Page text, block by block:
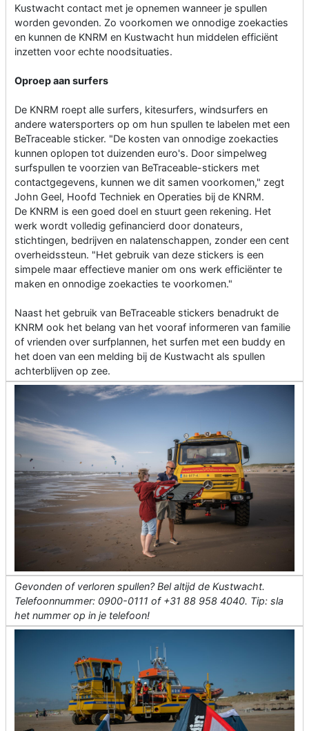
Kustwacht contact met je opnemen wanneer je spullen
worden gevonden. Zo voorkomen we onnodige zoekacties
en kunnen de KNRM en Kustwacht hun middelen efficiënt
inzetten voor echte noodsituaties.
Oproep aan surfers
De KNRM roept alle surfers, kitesurfers, windsurfers en
andere watersporters op om hun spullen te labelen met een
BeTraceable sticker. "De kosten van onnodige zoekacties
kunnen oplopen tot duizenden euro's. Door simpelweg
surfspullen te voorzien van BeTraceable-stickers met
contactgegevens, kunnen we dit samen voorkomen," zegt
John Geel, Hoofd Techniek en Operaties bij de KNRM.
De KNRM is een goed doel en stuurt geen rekening. Het
werk wordt volledig gefinancierd door donateurs,
stichtingen, bedrijven en nalatenschappen, zonder een cent
overheidssteun. "Het gebruik van deze stickers is een
simpele maar effectieve manier om ons werk efficiënter te
maken en onnodige zoekacties te voorkomen."
Naast het gebruik van BeTraceable stickers benadrukt de
KNRM ook het belang van het vooraf informeren van familie
of vrienden over surfplannen, het surfen met een buddy en
het doen van een melding bij de Kustwacht als spullen
achterblijven op zee.
Gevonden of verloren spullen? Bel altijd de Kustwacht.
Telefoonnummer: 0900-0111 of +31 88 958 4040. Tip: sla
het nummer op in je telefoon!